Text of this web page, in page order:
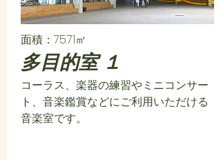
面積：75.71㎡
多目的室 １
コーラス、楽器の練習やミニコンサー
ト、音楽鑑賞などにご利用いただける
音楽室です。​